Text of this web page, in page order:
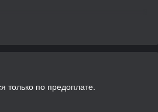
только по предоплате.